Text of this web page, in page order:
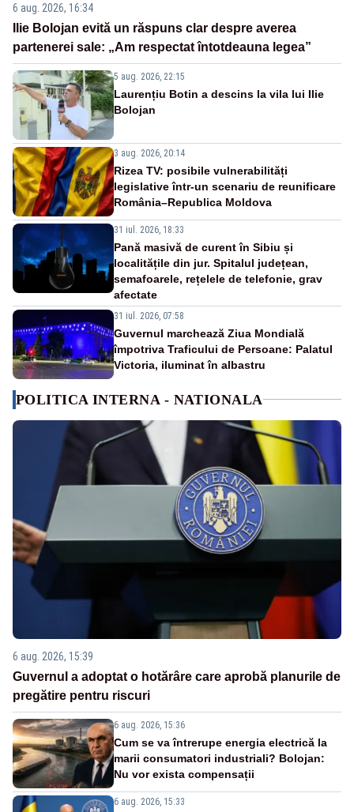
6 aug. 2026, 16:34
Ilie Bolojan evită un răspuns clar despre averea
partenerei sale: „Am respectat întotdeauna legea”
5 aug. 2026, 22:15
Laurențiu Botin a descins la vila lui Ilie
Bolojan
3 aug. 2026, 20:14
Rizea TV: posibile vulnerabilități
legislative într-un scenariu de reunificare
România–Republica Moldova
31 iul. 2026, 18:33
Pană masivă de curent în Sibiu și
localitățile din jur. Spitalul județean,
semafoarele, rețelele de telefonie, grav
afectate
31 iul. 2026, 07:58
Guvernul marchează Ziua Mondială
împotriva Traficului de Persoane: Palatul
Victoria, iluminat în albastru
POLITICA INTERNA - NATIONALA
6 aug. 2026, 15:39
Guvernul a adoptat o hotărâre care aprobă planurile de
pregătire pentru riscuri
6 aug. 2026, 15:36
Cum se va întrerupe energia electrică la
marii consumatori industriali? Bolojan:
Nu vor exista compensații
6 aug. 2026, 15:33